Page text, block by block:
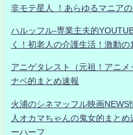
非モテ星人 ！あらゆるマニア
ハルッフル-専業主夫的
く！初老人の介護生活！激動の
アニゲタレスト（元祖！アニ
ナベ的まとめ速報
火浦のシネマッフル映画
人オカマちゃんの鬼女的まと
ーハーフ